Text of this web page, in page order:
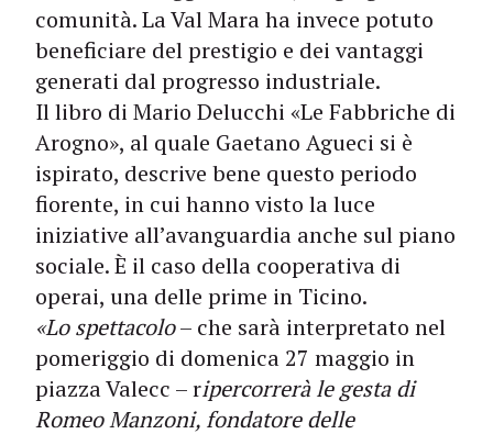
comunità. La Val Mara ha invece potuto
beneficiare del prestigio e dei vantaggi
generati dal progresso industriale.
Il libro di Mario Delucchi «Le Fabbriche di
Arogno», al quale Gaetano Agueci si è
ispirato, descrive bene questo periodo
fiorente, in cui hanno visto la luce
iniziative all’avanguardia anche sul piano
sociale. È il caso della cooperativa di
operai, una delle prime in Ticino.
«Lo spettacolo– che sarà interpretato nel
pomeriggio di domenica 27 maggio in
piazza Valecc – ripercorrerà le gesta di
Romeo Manzoni, fondatore delle